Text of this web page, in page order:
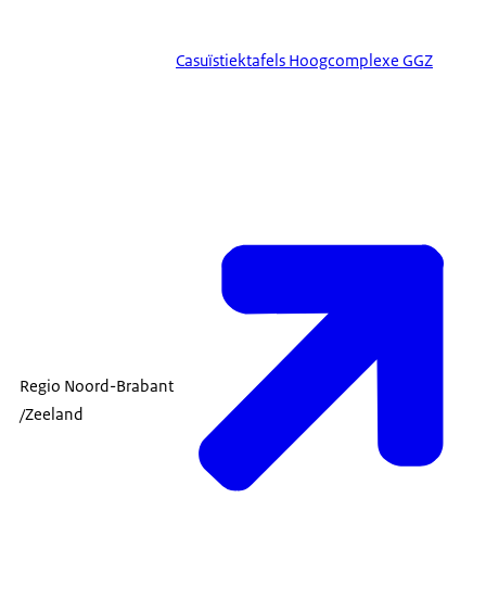
Casuïstiektafels Hoogcomplexe GGZ
Regio Noord-Brabant
/Zeeland